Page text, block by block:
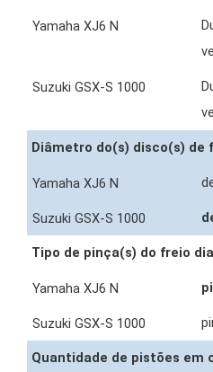
Diâmetro do(s) disco(s) de
Tipo de pinça(s) do freio
Quantidade de pistões em